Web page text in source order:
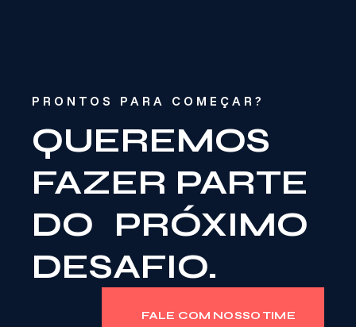
PRONTOS PARA COMEÇAR?
QUEREMOS
FAZER PARTE
DO PRÓXIMO
DESAFIO.
FALE COM NOSSO TIME